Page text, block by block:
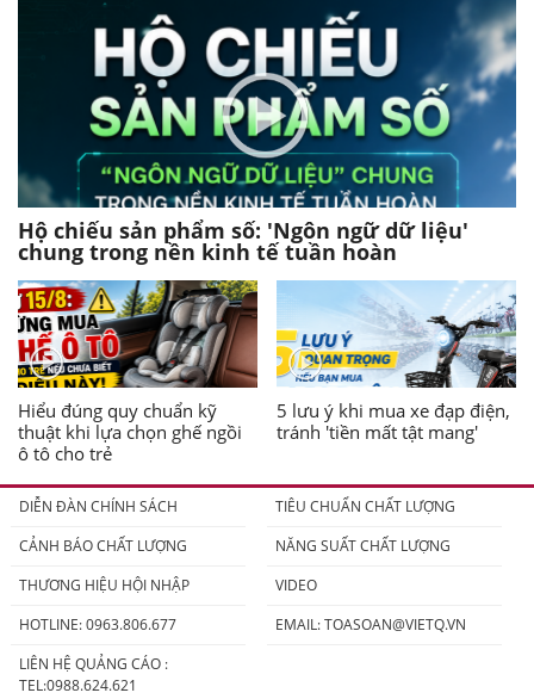
Hộ chiếu sản phẩm số: 'Ngôn ngữ dữ liệu'
chung trong nền kinh tế tuần hoàn
Hiểu đúng quy chuẩn kỹ
thuật khi lựa chọn ghế ngồi
ô tô cho trẻ
5 lưu ý khi mua xe đạp điện,
tránh 'tiền mất tật mang'
DIỄN ĐÀN CHÍNH SÁCH
TIÊU CHUẨN CHẤT LƯỢNG
CẢNH BÁO CHẤT LƯỢNG
NĂNG SUẤT CHẤT LƯỢNG
THƯƠNG HIỆU HỘI NHẬP
VIDEO
HOTLINE: 0963.806.677
EMAIL:TOASOAN@VIETQ.VN
LIÊN HỆ QUẢNG CÁO :
TEL:0988.624.621